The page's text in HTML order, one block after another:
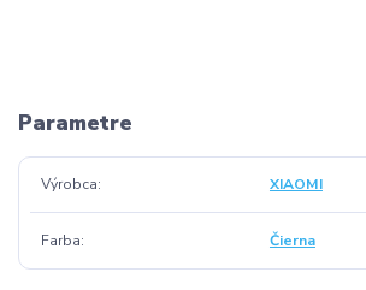
Parametre
Výrobca XIAOMI
Farba Čierna